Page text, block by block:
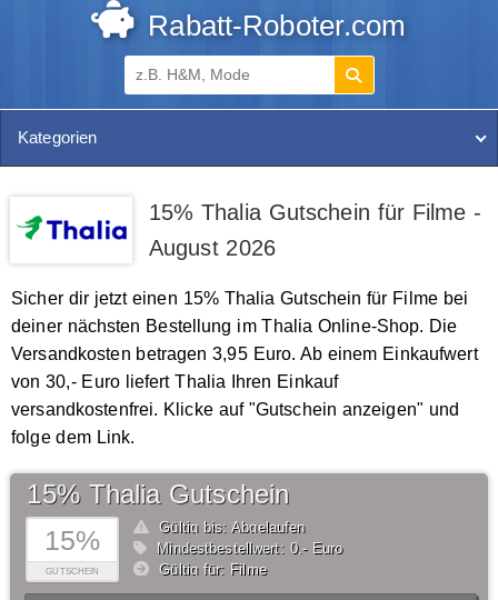
Rabatt-Roboter.com
Kategorien
15% Thalia Gutschein für Filme -
August 2026
Sicher dir jetzt einen 15% Thalia Gutschein für Filme bei
deiner nächsten Bestellung im Thalia Online-Shop. Die
Versandkosten betragen 3,95 Euro. Ab einem Einkaufwert
von 30,- Euro liefert Thalia Ihren Einkauf
versandkostenfrei. Klicke auf "Gutschein anzeigen" und
folge dem Link.
15%
GUTSCHEIN
15% Thalia Gutschein
Gültig bis: Abgelaufen
Mindestbestellwert: 0,- Euro
Gültig für: Filme